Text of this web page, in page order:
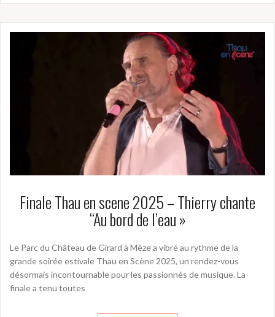
Finale Thau en scene 2025 – Thierry chante
“Au bord de l’eau »
Le Parc du Château de Girard à Mèze a vibré au rythme de la
grande soirée estivale Thau en Scène 2025, un rendez-vous
désormais incontournable pour les passionnés de musique. La
finale a tenu toutes